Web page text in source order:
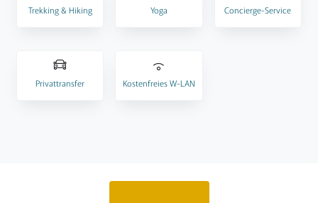
Trekking & Hiking Yoga Concierge-Service
Privattransfer Kostenfreies W-LAN